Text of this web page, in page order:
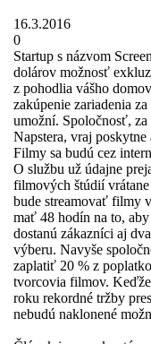
16.3.2016
0
Startup s názvom
dolárov možnosť
z pohodlia vášho
zakúpenie zariadenia
umožní. Spoločnosť,
Napstera, vraj
Filmy sa budú cez
O službu už údajne
filmových štúdií
bude streamovať filmy
mať 48 hodín na to,
dostanú zákazníci aj
výberu. Navyše
zaplatiť 20 % z
tvorcovia filmov.
roku rekordné tržby
nebudú naklonené